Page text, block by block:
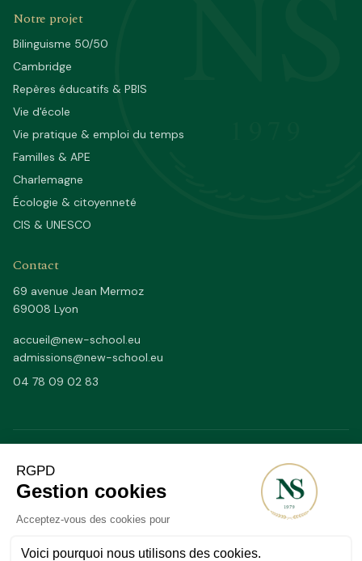
Notre projet
Bilinguisme 50/50
Cambridge
Repères éducatifs & PBIS
Vie d'école
Vie pratique & emploi du temps
Familles & APE
Charlemagne
Écologie & citoyenneté
CIS & UNESCO
Contact
69 avenue Jean Mermoz
69008 Lyon
accueil@new-school.eu
admissions@new-school.eu
04 78 09 02 83
Depuis 1979 50/50
FR / EN PAR JOURNÉES
20–25 2 200 m²